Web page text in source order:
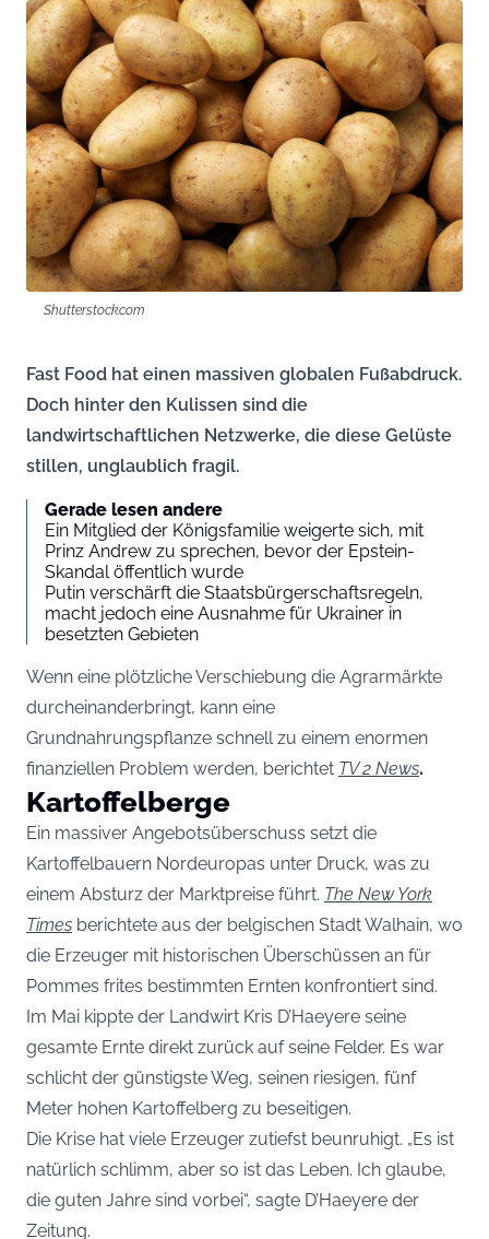
Shutterstock.com
Fast Food hat einen massiven globalen Fußabdruck.
Doch hinter den Kulissen sind die
landwirtschaftlichen Netzwerke, die diese Gelüste
stillen, unglaublich fragil.
Gerade lesen andere
Ein Mitglied der Königsfamilie weigerte sich, mit
Prinz Andrew zu sprechen, bevor der Epstein-
Skandal öffentlich wurde
Putin verschärft die Staatsbürgerschaftsregeln,
macht jedoch eine Ausnahme für Ukrainer in
besetzten Gebieten
Wenn eine plötzliche Verschiebung die Agrarmärkte
durcheinanderbringt, kann eine
Grundnahrungspflanze schnell zu einem enormen
finanziellen Problem werden, berichtet TV 2 News.
Kartoffelberge
Ein massiver Angebotsüberschuss setzt die
Kartoffelbauern Nordeuropas unter Druck, was zu
einem Absturz der Marktpreise führt. The New York
Times berichtete aus der belgischen Stadt Walhain, wo
die Erzeuger mit historischen Überschüssen an für
Pommes frites bestimmten Ernten konfrontiert sind.
Im Mai kippte der Landwirt Kris D’Haeyere seine
gesamte Ernte direkt zurück auf seine Felder. Es war
schlicht der günstigste Weg, seinen riesigen, fünf
Meter hohen Kartoffelberg zu beseitigen.
Die Krise hat viele Erzeuger zutiefst beunruhigt. „Es ist
natürlich schlimm, aber so ist das Leben. Ich glaube,
die guten Jahre sind vorbei“, sagte D’Haeyere der
Zeitung.